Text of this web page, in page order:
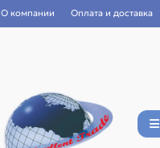
О компании Оплата и доставка